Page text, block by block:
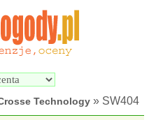
pogodowych
Technology» SW404